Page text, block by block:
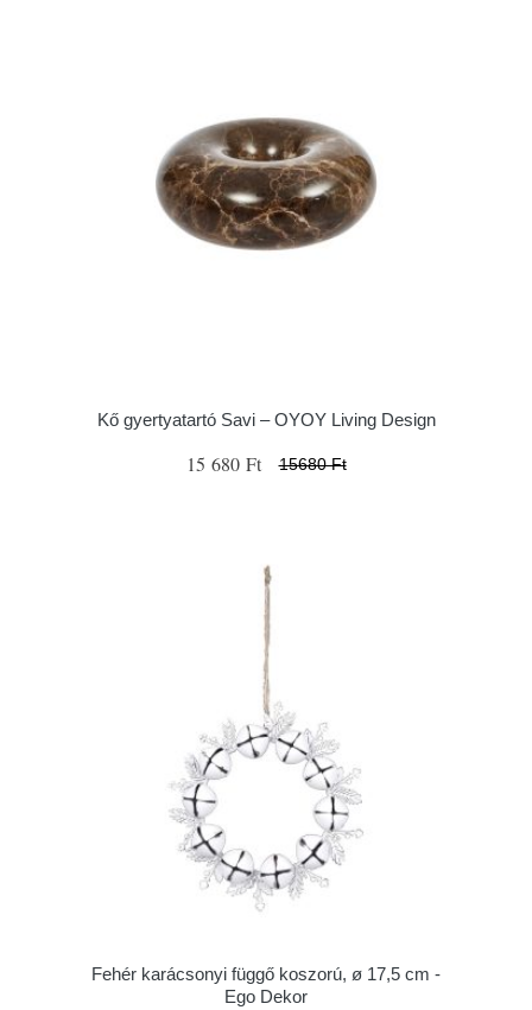
Kő gyertyatartó Savi – OYOY Living Design
15 680 Ft 15680 Ft
Fehér karácsonyi függő koszorú, ø 17,5 cm -
Ego Dekor